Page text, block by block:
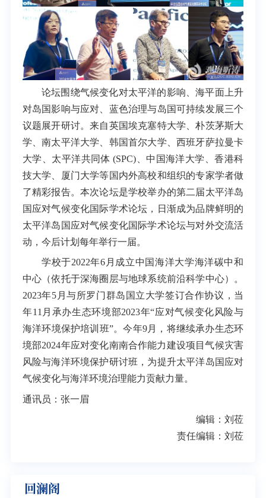
论坛围绕气候变化对太平洋的影响、海平面上升
对岛国影响与应对、蓝色治理与岛国可持续发展三个
议题展开研讨。来自英国埃克塞特大学、朴茨茅斯大
学、南太平洋大学、韩国首尔大学、西班牙萨拉曼卡
大学、太平洋共同体 (SPC)、中国海洋大学、香港科
技大学、厦门大学等国内外高校和组织的专家学者做
了精彩报告。本次论坛是学校举办的第二届太平洋岛
国应对气候变化国际学术论坛，
日渐成为品牌鲜明的
太平洋岛国应对气候变化国际学术论坛与对外交流活
动，今后计划每年举行一届。
学校于2022年6月成立中国海洋大学海洋碳中和
中心（依托于深海圈层与地球系统前沿科学中心）。
2023年5月与所罗门群岛国立大学签订合作协议，当
年11月承办生态环境部2023年“应对气候变化风险与
海洋环境保护培训班”。今年9月，将继续承办生态环
境部2024年应对变化南南合作能力建设项目气候灾害
风险与海洋环境保护研讨班，为提升太平洋岛国应对
气候变化与海洋环境治理能力贡献力量。
通讯员：张一眉
编辑：刘莅
责任编辑：刘莅
回澜阁